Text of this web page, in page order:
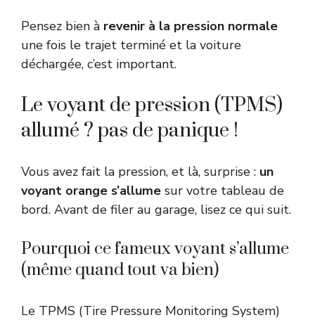
Pensez bien à revenir à la pression normale
une fois le trajet terminé et la voiture
déchargée, c’est important.
Le voyant de pression (TPMS)
allumé ? pas de panique !
Vous avez fait la pression, et là, surprise : un
voyant orange s’allume sur votre tableau de
bord. Avant de filer au garage, lisez ce qui suit.
Pourquoi ce fameux voyant s’allume
(même quand tout va bien)
Le TPMS (Tire Pressure Monitoring System)